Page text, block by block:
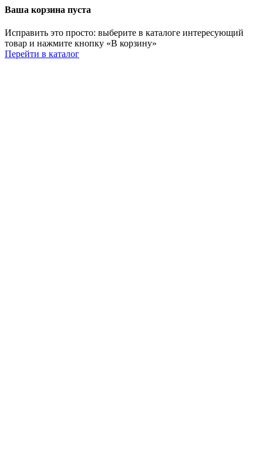
Ваша корзина пуста
Исправить это просто: выберите в каталоге интересующий
товар и нажмите кнопку «В корзину»
Перейти в каталог